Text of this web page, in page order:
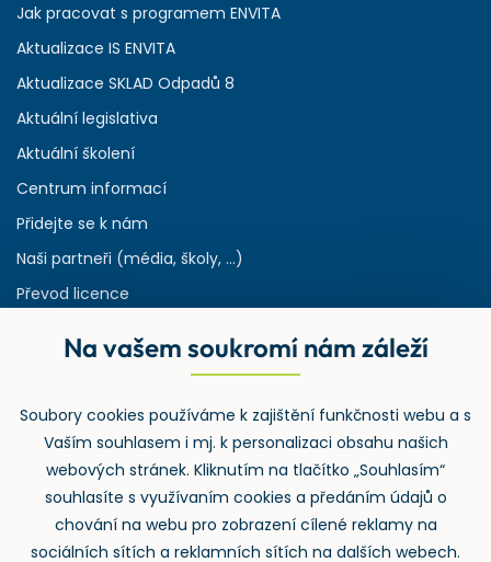
Jak pracovat s programem ENVITA
Aktualizace IS ENVITA
Aktualizace SKLAD Odpadů 8
Aktuální legislativa
Aktuální školení
Centrum informací
Přidejte se k nám
Naši partneři (média, školy, ...)
Převod licence
Rejstřík používaných zkratek v odpadech
Zpětný odběr
Na vašem soukromí nám záleží
Soubory cookies používáme k zajištění funkčnosti webu a s
Vaším souhlasem i mj. k personalizaci obsahu našich
webových stránek. Kliknutím na tlačítko „Souhlasím“
souhlasíte s využívaním cookies a předáním údajů o
chování na webu pro zobrazení cílené reklamy na
sociálních sítích a reklamních sítích na dalších webech.